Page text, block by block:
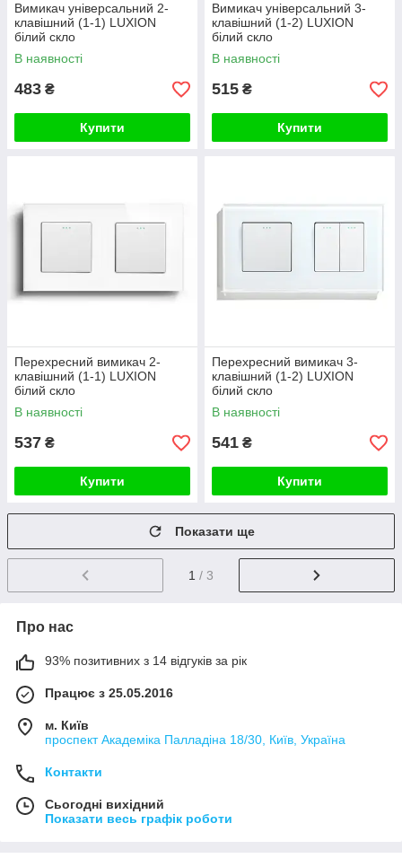
Вимикач універсальний 2-
клавішний (1-1) LUXION
білий скло
В наявності
483 ₴
Купити
Вимикач універсальний 3-
клавішний (1-2) LUXION
білий скло
В наявності
515 ₴
Купити
Перехресний вимикач 2-
клавішний (1-1) LUXION
білий скло
В наявності
537 ₴
Купити
Перехресний вимикач 3-
клавішний (1-2) LUXION
білий скло
В наявності
541 ₴
Купити
Показати ще
1 / 3
Про нас
93% позитивних з 14 відгуків за рік
Працює з 25.05.2016
м. Київ
проспект Академіка Палладіна 18/30, Київ, Україна
Контакти
Сьогодні вихідний
Показати весь графік роботи